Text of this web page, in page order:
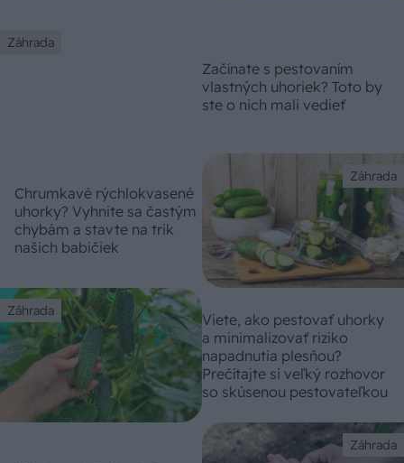
Záhrada
Začínate s pestovaním
vlastných uhoriek? Toto by
ste o nich mali vedieť
Záhrada
Chrumkavé rýchlokvasené
uhorky? Vyhnite sa častým
chybám a stavte na trik
našich babičiek
Záhrada
Viete, ako pestovať uhorky
a minimalizovať riziko
napadnutia plesňou?
Prečítajte si veľký rozhovor
so skúsenou pestovateľkou
Záhrada